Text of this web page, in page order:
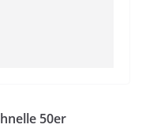
50er